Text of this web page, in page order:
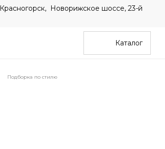
Новорижское шоссе, 23-й
Каталог
Подборка по стилю